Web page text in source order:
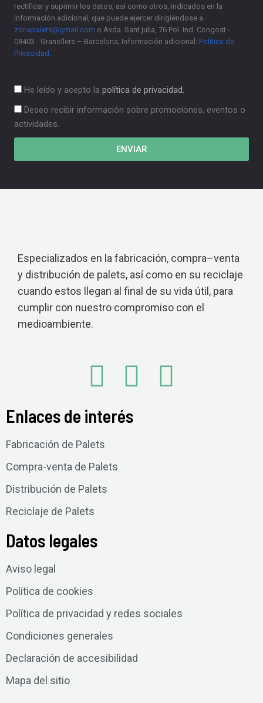
rectificar y suprimir los datos, así como otros, indicados en la
información adicional, que puede ejercer dirigiéndose a
zonapalets@gmail.com o Avda. Sant julia, 76 Pol. Ind. Congost -
08403 - Granollers – Barcelona; Información adicional: Política de
Privacidad.
He leído y acepto la política de privacidad.
Deseo recibir información sobre promociones, eventos o
actividades.
ENVIAR
Especializados en la fabricación, compra–venta
y distribución de palets, así como en su reciclaje
cuando estos llegan al final de su vida útil, para
cumplir con nuestro compromiso con el
medioambiente.
Enlaces de interés
Fabricación de Palets
Compra-venta de Palets
Distribución de Palets
Reciclaje de Palets
Datos legales
Aviso legal
Política de cookies
Política de privacidad y redes sociales
Condiciones generales
Declaración de accesibilidad
Mapa del sitio